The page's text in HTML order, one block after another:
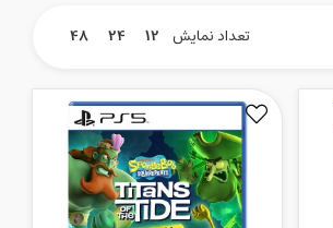
تعداد نمایش 12
24
48